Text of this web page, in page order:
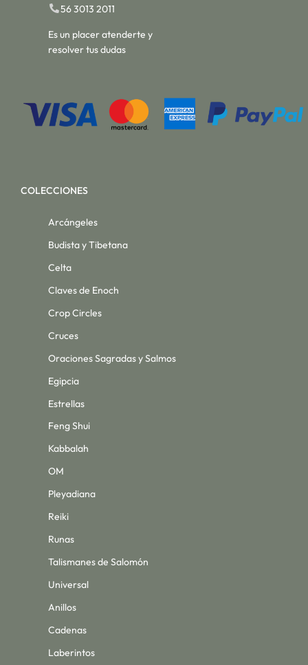
56 3013 2011
Es un placer atenderte y
resolver tus dudas
COLECCIONES
Arcángeles
Budista y Tibetana
Celta
Claves de Enoch
Crop Circles
Cruces
Oraciones Sagradas y Salmos
Egipcia
Estrellas
Feng Shui
Kabbalah
OM
Pleyadiana
Reiki
Runas
Talismanes de Salomón
Universal
Anillos
Cadenas
Laberintos